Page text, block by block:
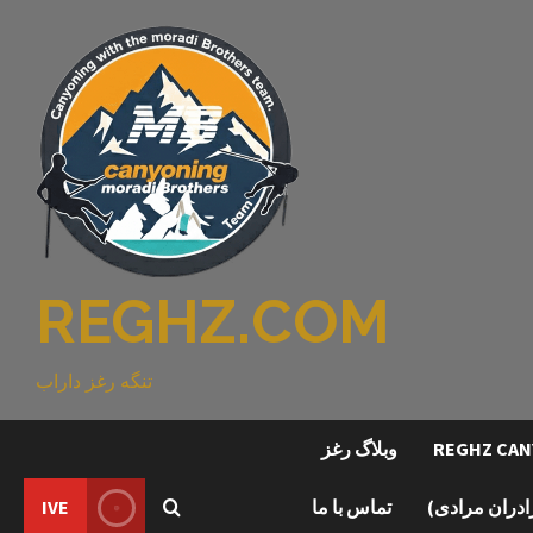
REGHZ.COM
تنگه رغز داراب
وبلاگ رغز
مرادی) تماس با ما IVE